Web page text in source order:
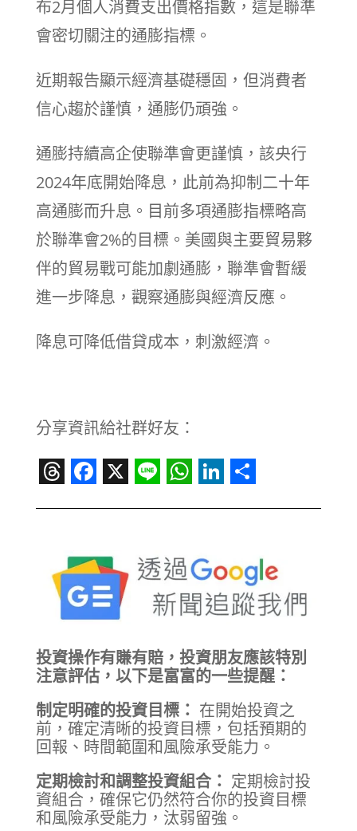
布2月個人消費支出價格指數，這是聯準
會密切關注的通膨指標。
近期報告顯示經濟基礎穩固，但消費者
信心趨於謹慎，通膨仍頑強。
通膨持續高企使聯準會更謹慎，該央行
2024年底開始降息，此前為抑制二十年
高通膨而升息。目前多項通膨指標略高
於聯準會2%的目標。美國與主要貿易夥
伴的貿易戰可能加劇通膨，聯準會暫緩
進一步降息，觀察通膨與經濟反應。
降息可降低借貸成本，刺激經濟。
分享資訊給社群好友：
投資操作有賺有賠，投資朋友應該特別
注意評估，以下是富富的一些提醒：
制定明確的投資目標： 在開始投資之
前，確定清晰的投資目標，包括預期的
回報、時間範圍和風險承受能力。
定期檢討和調整投資組合： 定期檢討投
資組合，確保它仍然符合你的投資目標
和風險承受能力，汰弱留強。